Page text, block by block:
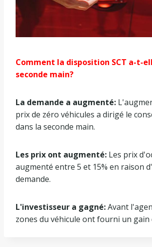
Comment la disposition SCT a-t-
seconde main?
La demande a augmenté:
prix de zéro véhicules a dirigé le
dans la seconde main.
Les prix ont augmenté: Les prix
augmenté entre 5 et 15% en raison
demande.
L'investisseur a gagné:Avant
zones du véhicule ont fourni un gain